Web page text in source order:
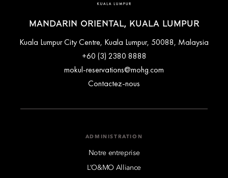
MANDARIN ORIENTAL, KUALA LUMPUR
Kuala Lumpur City Centre, Kuala Lumpur, 50088, Malaysia
+60 (3) 2380 8888
mokul-reservations@mohg.com
Contactez-nous
ADMINISTRATION
Notre entreprise
L’O&MO Alliance